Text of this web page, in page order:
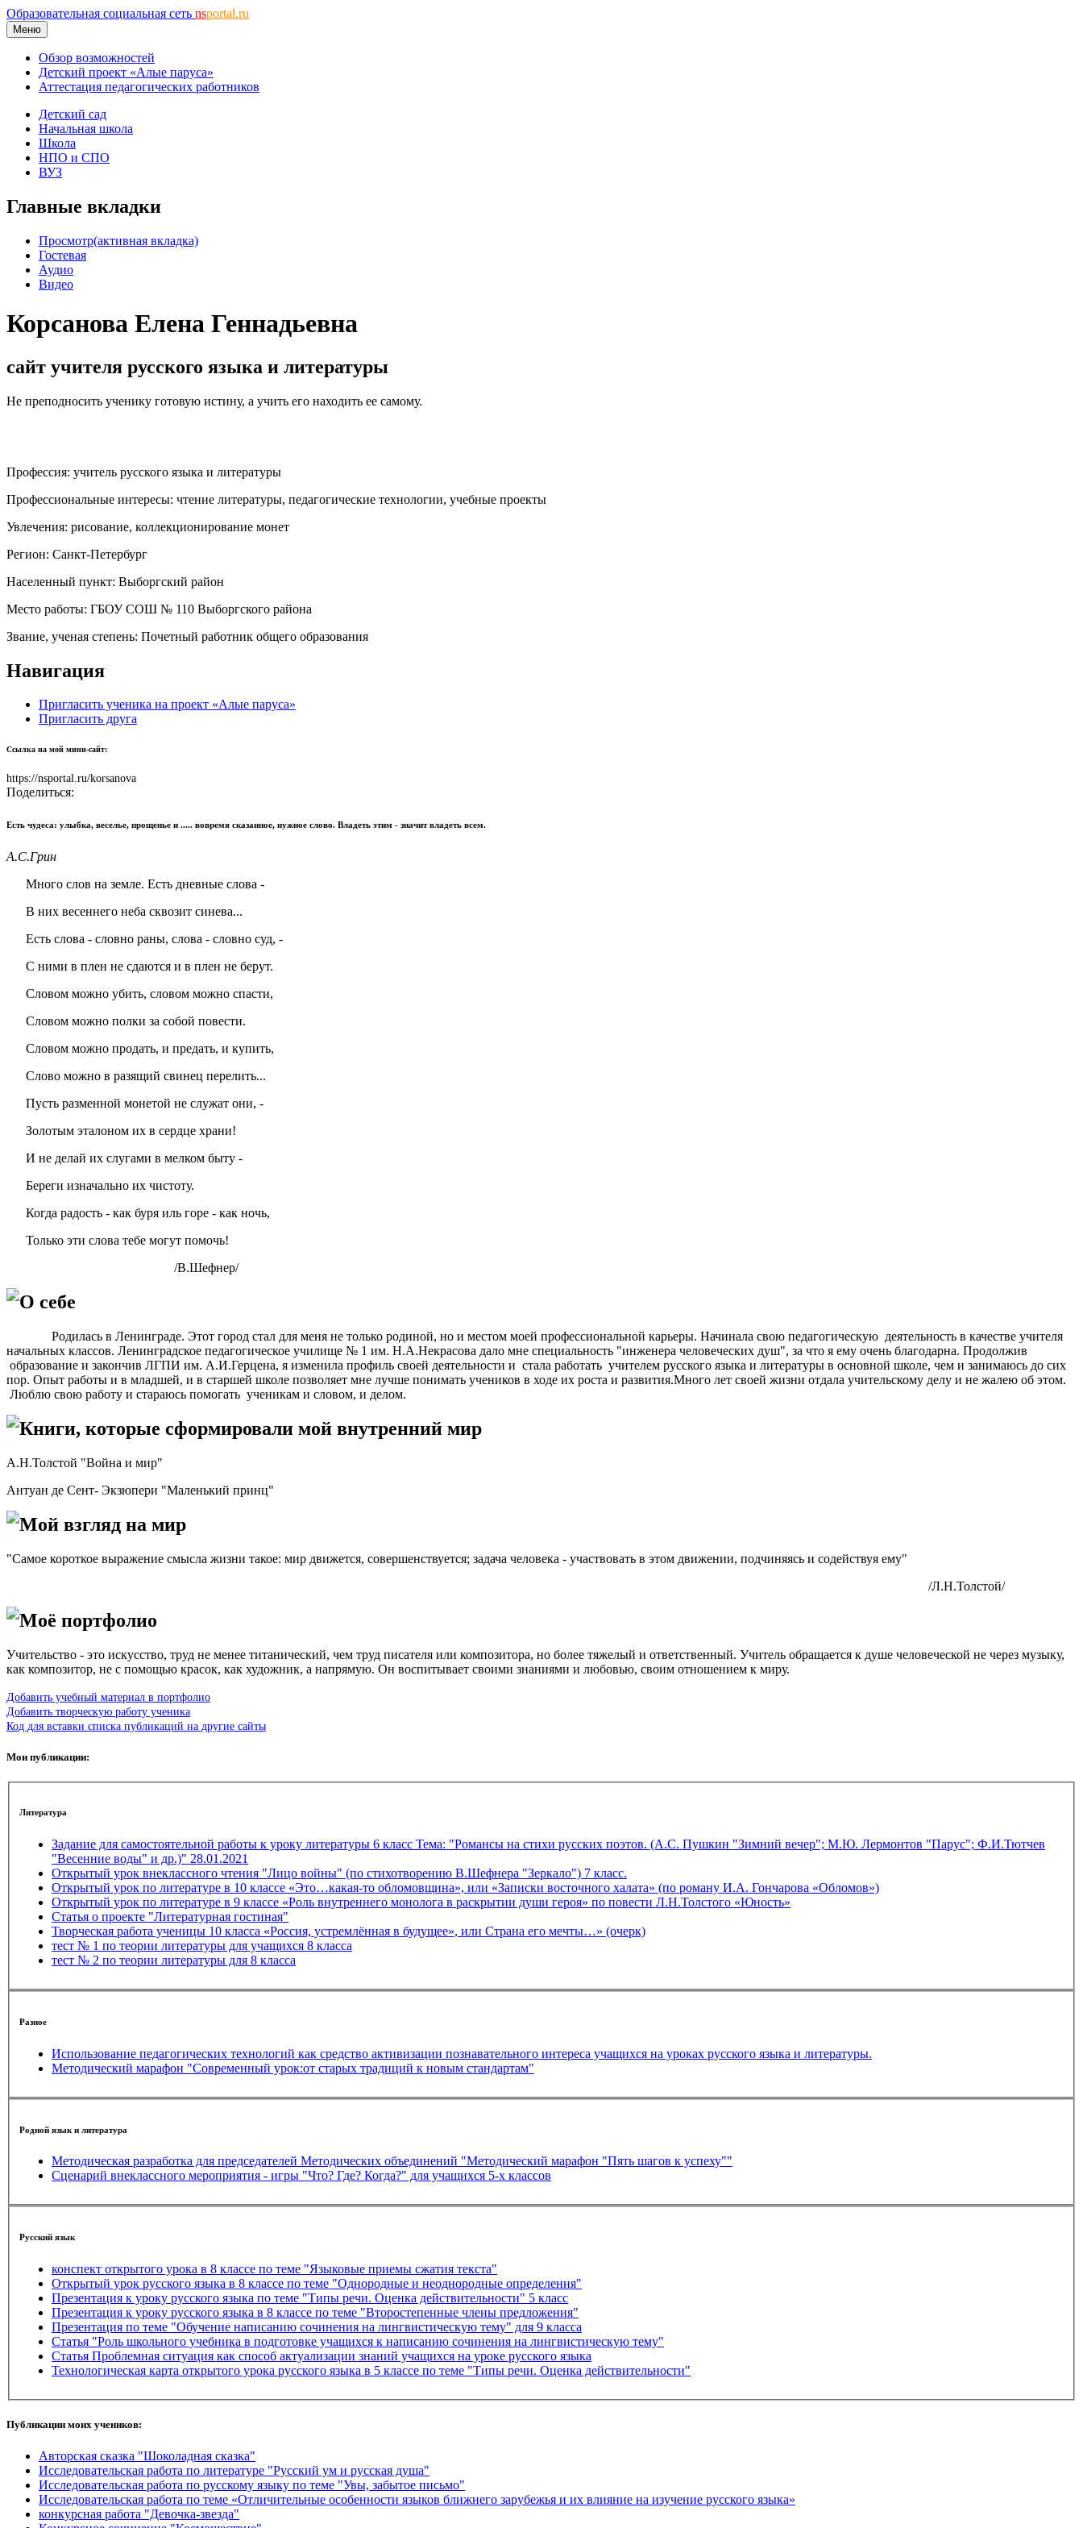
Образовательная социальная сеть nsportal.ru
Меню
Обзор возможностей
Детский проект «Алые паруса»
Аттестация педагогических работников
Детский сад
Начальная школа
Школа
НПО и СПО
ВУЗ
Главные вкладки
Просмотр(активная вкладка)
Гостевая
Аудио
Видео
Корсанова Елена Геннадьевна
сайт учителя русского языка и литературы
Не преподносить ученику готовую истину, а учить его находить ее самому.
Профессия: учитель русского языка и литературы
Профессиональные интересы: чтение литературы, педагогические технологии, учебные проекты
Увлечения: рисование, коллекционирование монет
Регион: Санкт-Петербург
Населенный пункт: Выборгский район
Место работы: ГБОУ СОШ № 110 Выборгского района
Звание, ученая степень: Почетный работник общего образования
Навигация
Пригласить ученика на проект «Алые паруса»
Пригласить друга
Ссылка на мой мини-сайт:
https://nsportal.ru/korsanova
Поделиться:
Есть чудеса: улыбка, веселье, прощенье и ..... вовремя сказанное, нужное слово. Владеть этим - значит владеть всем.
А.С.Грин
Много слов на земле. Есть дневные слова -
В них весеннего неба сквозит синева...
Есть слова - словно раны, слова - словно суд, -
С ними в плен не сдаются и в плен не берут.
Словом можно убить, словом можно спасти,
Словом можно полки за собой повести.
Словом можно продать, и предать, и купить,
Слово можно в разящий свинец перелить...
Пусть разменной монетой не служат они, -
Золотым эталоном их в сердце храни!
И не делай их слугами в мелком быту -
Береги изначально их чистоту.
Когда радость - как буря иль горе - как ночь,
Только эти слова тебе могут помочь!
/В.Шефнер/
О себе
Родилась в Ленинграде. Этот город стал для меня не только родиной, но и местом моей профессиональной карьеры. Начинала свою педагогическую деятельность в качестве учителя
начальных классов. Ленинградское педагогическое училище № 1 им. Н.А.Некрасова дало мне специальность "инженера человеческих душ", за что я ему очень благодарна. Продолжив
образование и закончив ЛГПИ им. А.И.Герцена, я изменила профиль своей деятельности и стала работать учителем русского языка и литературы в основной школе, чем и занимаюсь до сих
пор. Опыт работы и в младшей, и в старшей школе позволяет мне лучше понимать учеников в ходе их роста и развития.Много лет своей жизни отдала учительскому делу и не жалею об этом.
Люблю свою работу и стараюсь помогать ученикам и словом, и делом.
Книги, которые сформировали мой внутренний мир
А.Н.Толстой "Война и мир"
Антуан де Сент- Экзюпери "Маленький принц"
Мой взгляд на мир
"Самое короткое выражение смысла жизни такое: мир движется, совершенствуется; задача человека - участвовать в этом движении, подчиняясь и содействуя ему"
/Л.Н.Толстой/
Моё портфолио
Учительство - это искусство, труд не менее титанический, чем труд писателя или композитора, но более тяжелый и ответственный. Учитель обращается к душе человеческой не через музыку,
как композитор, не с помощью красок, как художник, а напрямую. Он воспитывает своими знаниями и любовью, своим отношением к миру.
Добавить учебный материал в портфолио
Добавить творческую работу ученика
Код для вставки списка публикаций на другие сайты
Мои публикации:
Литература
Задание для самостоятельной работы к уроку литературы 6 класс Тема: "Романсы на стихи русских поэтов. (А.С. Пушкин "Зимний вечер"; М.Ю. Лермонтов "Парус"; Ф.И.Тютчев
"Весенние воды" и др.)" 28.01.2021
Открытый урок внеклассного чтения "Лицо войны" (по стихотворению В.Шефнера "Зеркало") 7 класс.
Открытый урок по литературе в 10 классе «Это…какая-то обломовщина», или «Записки восточного халата» (по роману И.А. Гончарова «Обломов»)
Открытый урок по литературе в 9 классе «Роль внутреннего монолога в раскрытии души героя» по повести Л.Н.Толстого «Юность»
Статья о проекте "Литературная гостиная"
Творческая работа ученицы 10 класса «Россия, устремлённая в будущее», или Страна его мечты…» (очерк)
тест № 1 по теории литературы для учащихся 8 класса
тест № 2 по теории литературы для 8 класса
Разное
Использование педагогических технологий как средство активизации познавательного интереса учащихся на уроках русского языка и литературы.
Методический марафон "Современный урок:от старых традиций к новым стандартам"
Родной язык и литература
Методическая разработка для председателей Методических объединений "Методический марафон "Пять шагов к успеху""
Сценарий внеклассного мероприятия - игры "Что? Где? Когда?" для учащихся 5-х классов
Русский язык
конспект открытого урока в 8 классе по теме "Языковые приемы сжатия текста"
Открытый урок русского языка в 8 классе по теме "Однородные и неоднородные определения"
Презентация к уроку русского языка по теме "Типы речи. Оценка действительности" 5 класс
Презентация к уроку русского языка в 8 классе по теме "Второстепенные члены предложения"
Презентация по теме "Обучение написанию сочинения на лингвистическую тему" для 9 класса
Статья "Роль школьного учебника в подготовке учащихся к написанию сочинения на лингвистическую тему"
Статья Проблемная ситуация как способ актуализации знаний учащихся на уроке русского языка
Технологическая карта открытого урока русского языка в 5 классе по теме "Типы речи. Оценка действительности"
Публикации моих учеников:
Авторская сказка "Шоколадная сказка"
Исследовательская работа по литературе "Русский ум и русская душа"
Исследовательская работа по русскому языку по теме "Увы, забытое письмо"
Исследовательская работа по теме «Отличительные особенности языков ближнего зарубежья и их влияние на изучение русского языка»
конкурсная работа "Девочка-звезда"